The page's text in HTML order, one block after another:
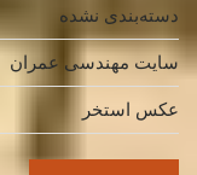
دسته‌بندی نشده
سایت مهندسی عمران
عکس استخر